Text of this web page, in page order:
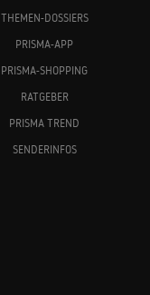
THEMEN-DOSSIERS
PRISMA-APP
PRISMA-SHOPPING
RATGEBER
PRISMA TREND
SENDERINFOS